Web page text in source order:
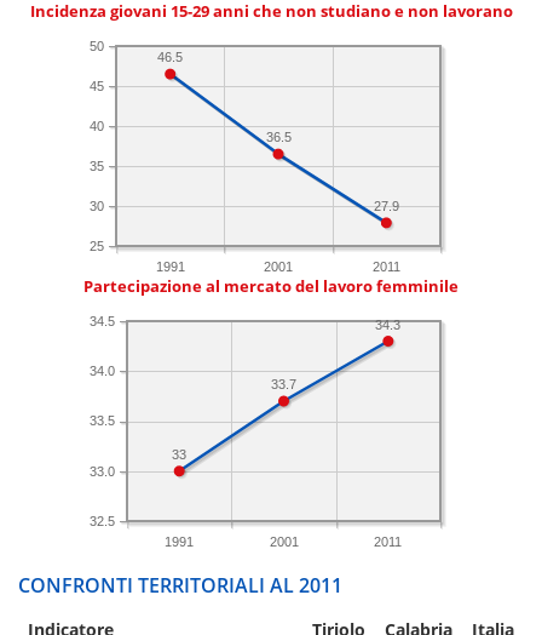
Incidenza giovani 15-29 anni che non studiano e non lavorano
1991 2001 2011
25
30
35
40
45
50
27.9
36.5
46.5
Partecipazione al mercato del lavoro femminile
1991 2001 2011
32.5
33.0
33.5
34.0
34.5 34.3
33.7
33
CONFRONTI TERRITORIALI AL 2011
Indicatore Tiriolo Calabria Italia